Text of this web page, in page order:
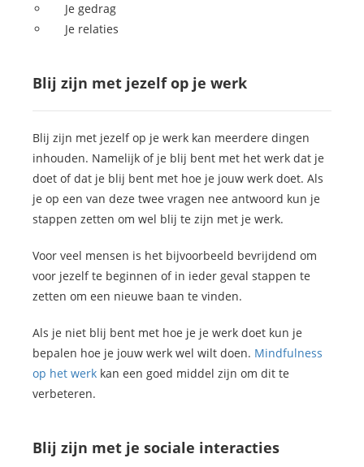
Je gedrag
Je relaties
Blij zijn met jezelf op je werk
Blij zijn met jezelf op je werk kan meerdere dingen
inhouden. Namelijk of je blij bent met het werk dat je
doet of dat je blij bent met hoe je jouw werk doet. Als
je op een van deze twee vragen nee antwoord kun je
stappen zetten om wel blij te zijn met je werk.
Voor veel mensen is het bijvoorbeeld bevrijdend om
voor jezelf te beginnen of in ieder geval stappen te
zetten om een nieuwe baan te vinden.
Als je niet blij bent met hoe je je werk doet kun je
bepalen hoe je jouw werk wel wilt doen. Mindfulness
op het werk kan een goed middel zijn om dit te
verbeteren.
Blij zijn met je sociale interacties